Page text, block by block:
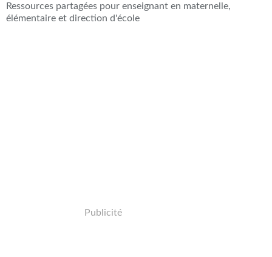
Ressources partagées pour enseignant en maternelle,
élémentaire et direction d'école
Publicité